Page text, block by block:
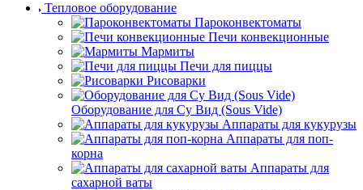
Тепловое оборудование
Пароконвектоматы
Печи конвекционные
Мармиты
Печи для пиццы
Рисоварки
Оборудование для Су Вид (Sous Vide)
Аппараты для кукурузы
Аппараты для поп-
корна
Аппараты для
сахарной ваты